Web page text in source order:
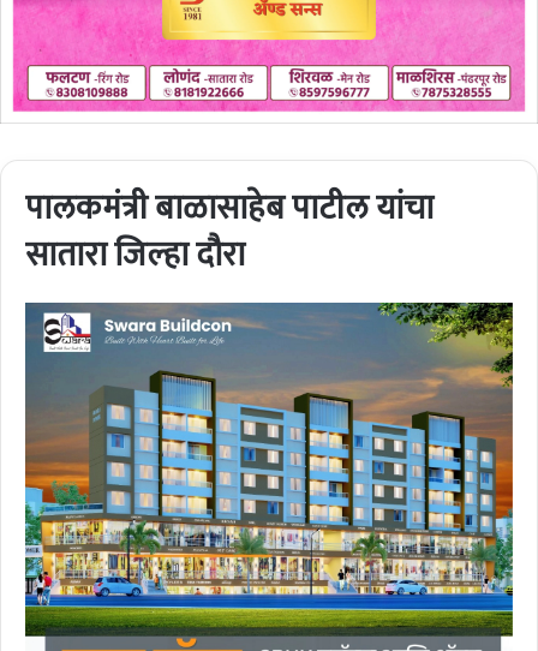
पालकमंत्री बाळासाहेब पाटील यांचा
सातारा जिल्हा दौरा